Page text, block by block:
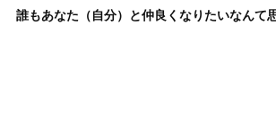
誰もあなた（自分）と仲良くなりたいなんて